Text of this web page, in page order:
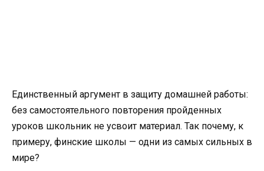
Единственный аргумент в защиту домашней работы:
без самостоятельного повторения пройденных
уроков школьник не усвоит материал. Так почему, к
примеру, финские школы — одни из самых сильных в
мире?